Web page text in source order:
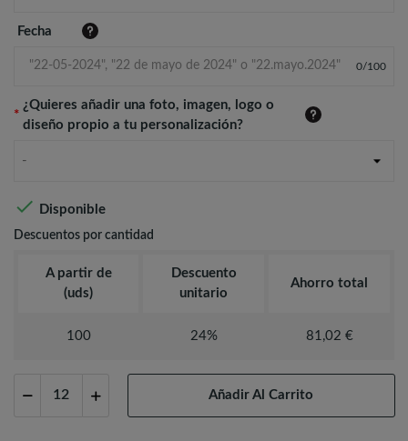
Fecha
0/100
*
¿Quieres añadir una foto, imagen, logo o
diseño propio a tu personalización?
-
 Disponible
Descuentos por cantidad
A partir de
(uds)
Descuento
unitario
Ahorro total
100 24% 81,02 €
Añadir Al Carrito